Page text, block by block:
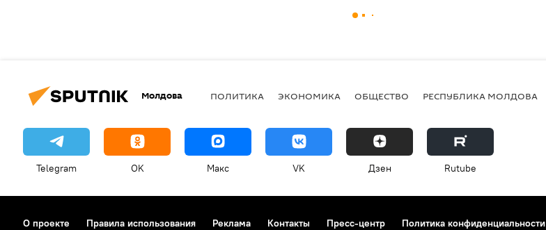
Молдова ПОЛИТИКА ЭКОНОМИКА ОБЩЕСТВО РЕСПУБЛИКА МОЛДОВА
Telegram OK Макс VK Дзен Rutube
О проекте Правила использования Реклама Контакты Пресс-центр Политика конфиденциальности